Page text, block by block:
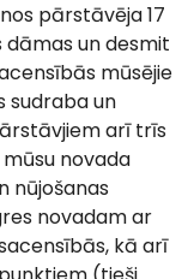
pārstāvēja 17
un desmit
mūsējie
sudraba un
arī trīs
novada
nūjošanas
novadam ar
kā arī